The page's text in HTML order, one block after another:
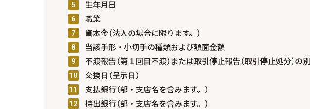
生年月日
職業
資本金（法人の場合に限ります。）
当該手形・小切手の種類および額面金額
不渡報告（第１回目不渡）または取引停止報告（取引停止処分）の別
交換日（呈示日）
支払銀行（部・支店名を含みます。）
持出銀行（部・支店名を含みます。）